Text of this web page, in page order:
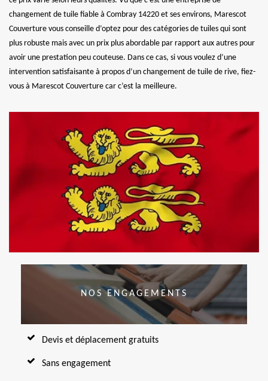
changement de tuile fiable à Combray 14220 et ses environs, Marescot
Couverture vous conseille d’optez pour des catégories de tuiles qui sont
plus robuste mais avec un prix plus abordable par rapport aux autres pour
avoir une prestation peu couteuse. Dans ce cas, si vous voulez d’une
intervention satisfaisante à propos d’un changement de tuile de rive, fiez-
vous à Marescot Couverture car c’est la meilleure.
NOS ENGAGEMENTS
Devis et déplacement gratuits
Sans engagement